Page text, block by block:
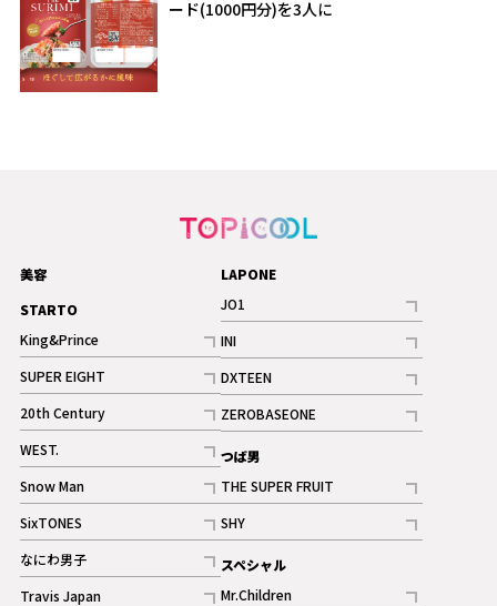
ード(1000円分)を3人に
美容
STARTO
King&Prince
記事
SUPER EIGHT
記事
20th Century
記事
WEST.
記事
Snow Man
記事
ギャラリー
SixTONES
記事
ギャラリー
なにわ男子
記事
Travis Japan
LAPONE
JO1
記事
INI
記事
ギャラリー
DXTEEN
記事
ギャラリー
ZEROBASEONE
記事
つば男
THE SUPER FRUIT
記事
SHY
記事
スペシャル
Mr.Children